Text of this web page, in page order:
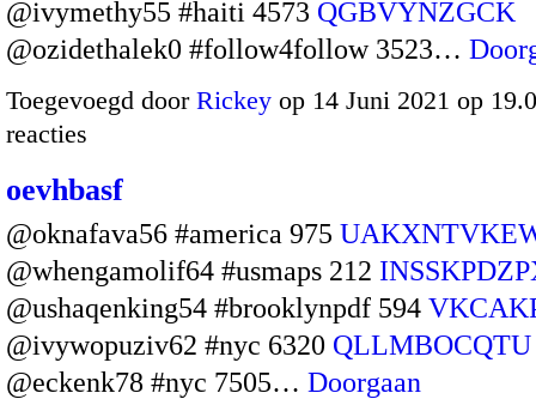
@ivymethy55 #haiti 4573 QGBVYNZGCK
@ozidethalek0 #follow4follow 3523…
Toegevoegd door Rickey op 14 Juni 2021 op
reacties
oevhbasf
@oknafava56 #america 975
@whengamolif64 #usmaps 212
@ushaqenking54 #brooklynpdf 594
@ivywopuziv62 #nyc 6320 QLLMBOCQTU
@eckenk78 #nyc 7505… Doorgaan